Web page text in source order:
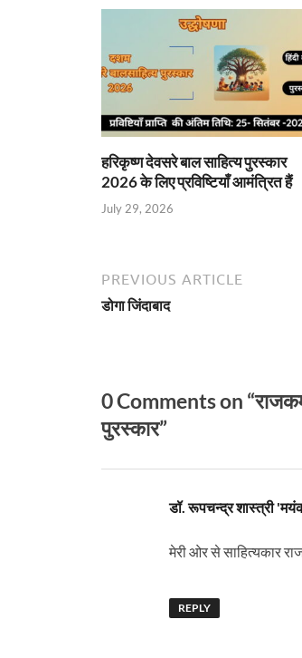
हरिकृष्ण देवसरे बाल साहित्य पुरस्कार
2026 के लिए प्रविष्टियाँ आमंत्रित हैं
July 29, 2026
PREVIOUS ARTICLE
डोगा जिंदाबाद
0 Comments on
पुरस्कार”
डॉ. रूपचन्द्र शास्त्री
मेरी ओर से साहित्यकार
REPLY